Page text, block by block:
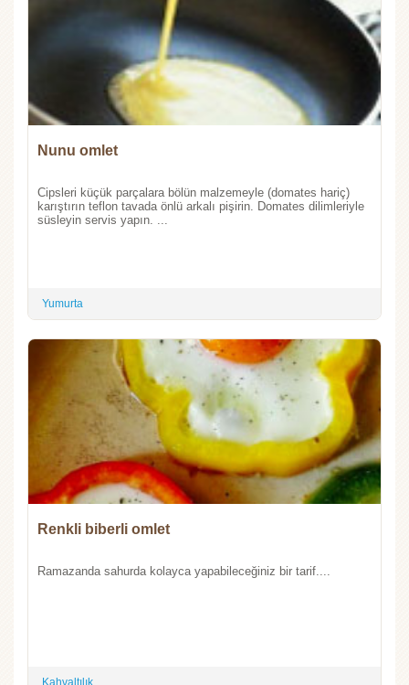
Nunu omlet
Cipsleri küçük parçalara bölün malzemeyle (domates hariç)
karıştırın teflon tavada önlü arkalı pişirin. Domates dilimleriyle
süsleyin servis yapın. ...
Yumurta
Renkli biberli omlet
Ramazanda sahurda kolayca yapabileceğiniz bir tarif....
Kahvaltılık